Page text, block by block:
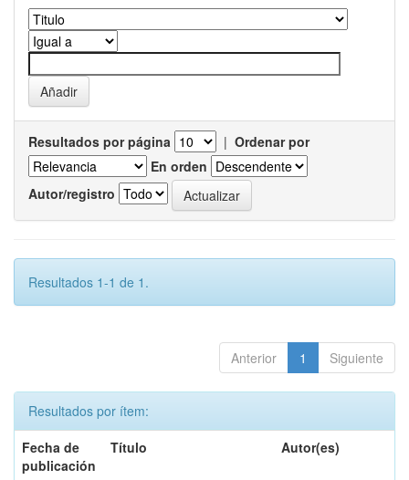
Resultados por página | Ordenar por
En orden
Autor/registro
Resultados 1-1 de 1.
Anterior 1 Siguiente
Resultados por ítem:
Fecha de
publicación
Título Autor(es)